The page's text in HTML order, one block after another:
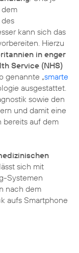
kann sich das
Hierzu
in enger
Service (NHS)
genannte „smarte
ausgestattet.
sowie den
und damit eine
bereits auf dem
sich mit
Systemen
nach dem
aufs Smartphone